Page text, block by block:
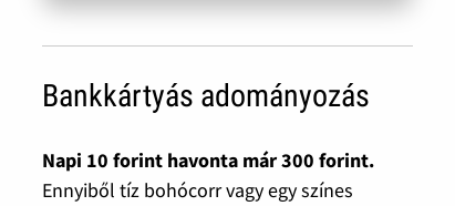
Bankkártyás adományozás
Napi 10 forint havonta már 300 forint.
Ennyiből tíz bohócorr vagy egy színes